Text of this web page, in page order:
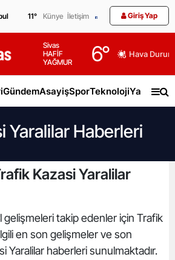
11° Künye İletişim Giriş Yap
Sivas
HAFİF
YAĞMUR
6° Hava
GündemAsayişSporTeknolojiYaşam
Yaralilar Haberleri
Kazasi Yaralilar
gelişmeleri takip edenler için Trafik
en son gelişmeler ve son
Yaralilar haberleri sunulmaktadır.